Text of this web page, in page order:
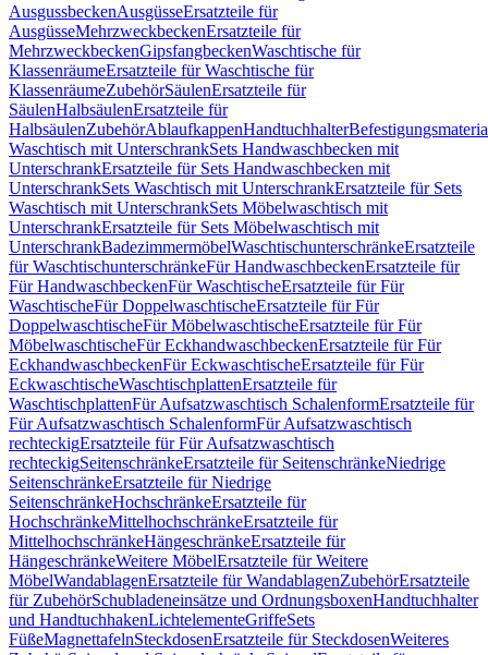
AusgussbeckenAusgüsseErsatzteile für
AusgüsseMehrzweckbeckenErsatzteile für
MehrzweckbeckenGipsfangbeckenWaschtische für
KlassenräumeErsatzteile für Waschtische für
KlassenräumeZubehörSäulenErsatzteile für
SäulenHalbsäulenErsatzteile für
HalbsäulenZubehörAblaufkappenHandtuchhalter
Waschtisch mit UnterschrankSets Handwaschbecken mit
UnterschrankErsatzteile für Sets Handwaschbecken mit
UnterschrankSets Waschtisch mit UnterschrankErsatzteile für Sets
Waschtisch mit UnterschrankSets Möbelwaschtisch mit
UnterschrankErsatzteile für Sets Möbelwaschtisch mit
UnterschrankBadezimmermöbelWaschtischunterschränkeErsatzteile
für WaschtischunterschränkeFür HandwaschbeckenErsatzteile für
Für HandwaschbeckenFür WaschtischeErsatzteile für Für
WaschtischeFür DoppelwaschtischeErsatzteile für Für
DoppelwaschtischeFür MöbelwaschtischeErsatzteile für Für
MöbelwaschtischeFür EckhandwaschbeckenErsatzteile für Für
EckhandwaschbeckenFür EckwaschtischeErsatzteile für Für
EckwaschtischeWaschtischplattenErsatzteile für
WaschtischplattenFür Aufsatzwaschtisch SchalenformErsatzteile für
Für Aufsatzwaschtisch SchalenformFür Aufsatzwaschtisch
rechteckigErsatzteile für Für Aufsatzwaschtisch
rechteckigSeitenschränkeErsatzteile für SeitenschränkeNiedrige
SeitenschränkeErsatzteile für Niedrige
SeitenschränkeHochschränkeErsatzteile für
HochschränkeMittelhochschränkeErsatzteile für
MittelhochschränkeHängeschränkeErsatzteile für
HängeschränkeWeitere MöbelErsatzteile für Weitere
MöbelWandablagenErsatzteile für WandablagenZubehörErsatzteile
für ZubehörSchubladeneinsätze und OrdnungsboxenHandtuchhalter
und HandtuchhakenLichtelementeGriffeSets
FüßeMagnettafelnSteckdosenErsatzteile für SteckdosenWeiteres